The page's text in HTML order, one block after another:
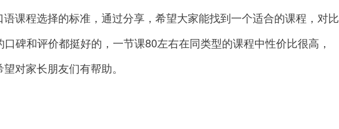
程选择的标准，通过分享，希望大家能找到一个适合的课程，对比
碑和评价都挺好的，一节课80左右在同类型的课程中性价比很高，
对家长朋友们有帮助。